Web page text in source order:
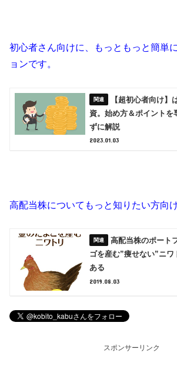
初心者さん向けに、もっともっと簡単
ョンです。
【超初心者向け】
資。始め方＆ポイントを
ずに解説
2023.01.03
高配当株についてもっと知りたい方向
高配当株のポート
ゴを産む”痩せない”ニ
ある
2019.08.03
スポンサーリンク